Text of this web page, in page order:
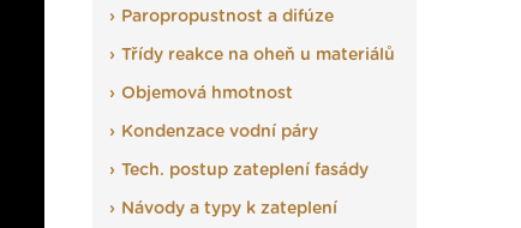
Paropropustnost a difúze
Třídy reakce na oheň u materiálů
Objemová hmotnost
Kondenzace vodní páry
Tech. postup zateplení fasády
Návody a typy k zateplení